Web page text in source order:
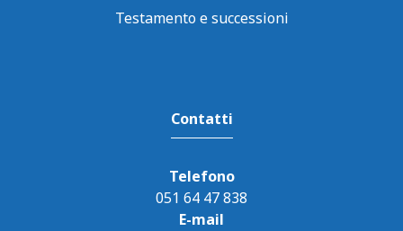
Testamento e successioni
Contatti
Telefono
051 64 47 838
E-mail